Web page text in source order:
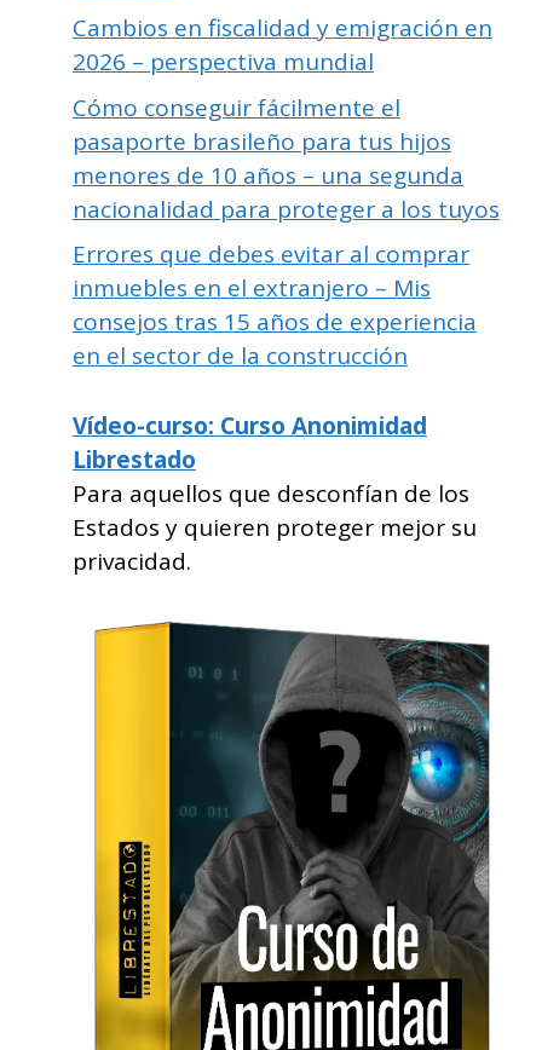
Cambios en fiscalidad y emigración en
2026 – perspectiva mundial
Cómo conseguir fácilmente el
pasaporte brasileño para tus hijos
menores de 10 años – una segunda
nacionalidad para proteger a los tuyos
Errores que debes evitar al comprar
inmuebles en el extranjero – Mis
consejos tras 15 años de experiencia
en el sector de la construcción
Vídeo-curso: Curso Anonimidad
Librestado
Para aquellos que desconfían de los
Estados y quieren proteger mejor su
privacidad.